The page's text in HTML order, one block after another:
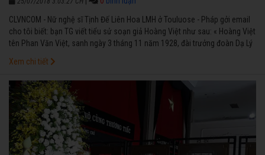
CLVNCOM - Nữ nghệ sĩ Tịnh Đế Liên Hoa LMH ở Touluose - Pháp gởi email
cho tôi biết: bạn TG viết tiểu sử soạn giả Hoàng Việt như sau: « Hoàng Việt
tên Phan Văn Việt, sanh ngày 3 tháng 11 năm 1928, đài trưởng đoàn Dạ Lý
Xem chi tiết